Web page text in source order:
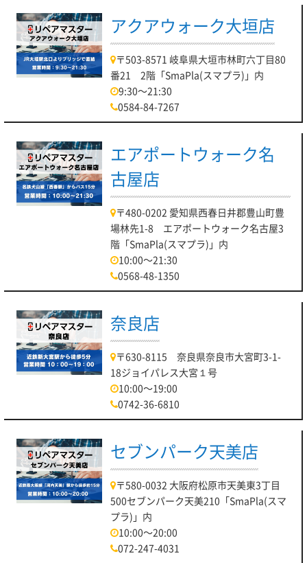
アクアウォーク大垣店
〒503-8571 岐阜県大垣市林町六丁目80
番21 2階「SmaPla(スマプラ)」内
9:30～21:30
0584-84-7267
エアポートウォーク名
古屋店
〒480-0202 愛知県西春日井郡豊山町豊
場林先1-8 エアポートウォーク名古屋3
階「SmaPla(スマプラ)」内
10:00～21:30
0568-48-1350
奈良店
〒630-8115 奈良県奈良市大宮町3-1-
18ジョイパレス大宮１号
10:00～19:00
0742-36-6810
セブンパーク天美店
〒580-0032 大阪府松原市天美東3丁目
500セブンパーク天美210「SmaPla(スマ
プラ)」内
10:00～20:00
072-247-4031